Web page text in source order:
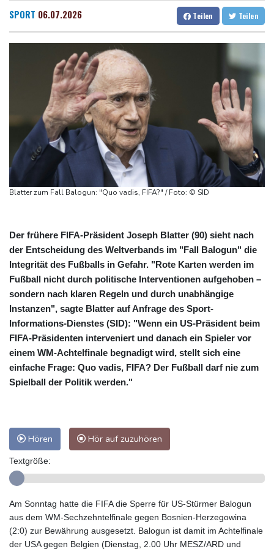
Dresden
Wien
29 °C
Salzburg
26 °C
Baden-Baden
24 °C
Beugehaft für Lina E.
Verweigerter Dopingtest: NADA will Vierjahressperre für Ansah
Medien: Türkischer Präsident Erdogan zu Dreiergipfel in Saudi-
Arabien eingetroffen
Deutsche Industrieproduktion zeigt sich widerstandsfähig -
Rekordstand bei Exporten
Weniger Falschgeld im ersten Halbjahr im Umlauf
Anhaltende Trockenheit: Rheinpegel bei Düsseldorf auf
historischem Tief
Urteil: Nähe zu Muslimbruderschaft kann Verbeamtung
entgegenstehen
SPORT 06.07.2026 Teilen Teilen
Blatter zum Fall Balogun: "Quo vadis, FIFA?" / Foto: © SID
Der frühere FIFA-Präsident Joseph Blatter (90) sieht nach
der Entscheidung des Weltverbands im "Fall Balogun" die
Integrität des Fußballs in Gefahr. "Rote Karten werden im
Fußball nicht durch politische Interventionen aufgehoben –
sondern nach klaren Regeln und durch unabhängige
Instanzen", sagte Blatter auf Anfrage des Sport-
Informations-Dienstes (SID): "Wenn ein US-Präsident beim
FIFA-Präsidenten interveniert und danach ein Spieler vor
einem WM-Achtelfinale begnadigt wird, stellt sich eine
einfache Frage: Quo vadis, FIFA? Der Fußball darf nie zum
Spielball der Politik werden."
Hören Hör auf zuzuhören
Textgröße:
Am Sonntag hatte die FIFA die Sperre für US-Stürmer Balogun
aus dem WM-Sechzehntelfinale gegen Bosnien-Herzegowina
(2:0) zur Bewährung ausgesetzt. Balogun ist damit im Achtelfinale
der USA gegen Belgien (Dienstag, 2.00 Uhr MESZ/ARD und